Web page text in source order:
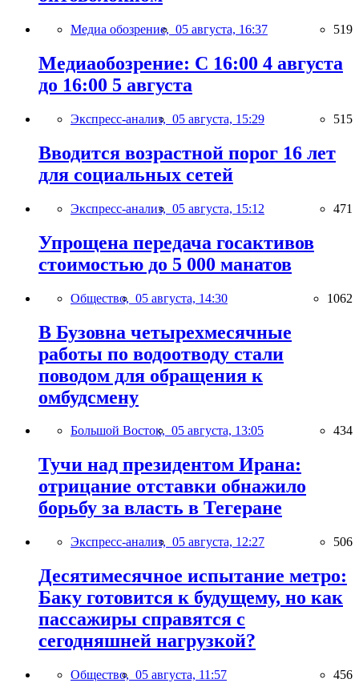
Медиа обозрение, 05 августа, 16:37 519
Медиаобозрение: С 16:00 4 августа
до 16:00 5 августа
Экспресс-анализ, 05 августа, 15:29 515
Вводится возрастной порог 16 лет
для социальных сетей
Экспресс-анализ, 05 августа, 15:12 471
Упрощена передача госактивов
стоимостью до 5 000 манатов
Общество, 05 августа, 14:30 1062
В Бузовна четырехмесячные
работы по водоотводу стали
поводом для обращения к
омбудсмену
Большой Восток, 05 августа, 13:05 434
Тучи над президентом Ирана:
отрицание отставки обнажило
борьбу за власть в Тегеране
Экспресс-анализ, 05 августа, 12:27 506
Десятимесячное испытание метро:
Баку готовится к будущему, но как
пассажиры справятся с
сегодняшней нагрузкой?
Общество, 05 августа, 11:57 456